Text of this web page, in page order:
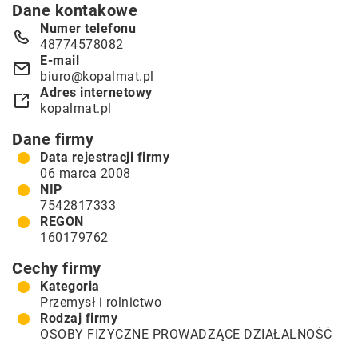
Dane kontakowe
Numer telefonu
48774578082
E-mail
biuro@kopalmat.pl
Adres internetowy
kopalmat.pl
Dane firmy
Data rejestracji firmy
06 marca 2008
NIP
7542817333
REGON
160179762
Cechy firmy
Kategoria
Przemysł i rolnictwo
Rodzaj firmy
OSOBY FIZYCZNE PROWADZĄCE DZIAŁALNOŚĆ